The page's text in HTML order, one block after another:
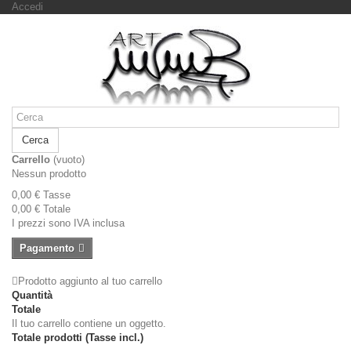
Accedi
Cerca
Carrello (vuoto)
Nessun prodotto
0,00 € Tasse
0,00 € Totale
I prezzi sono IVA inclusa
Pagamento
Prodotto aggiunto al tuo carrello
Quantità
Totale
Il tuo carrello contiene un oggetto.
Totale prodotti (Tasse incl.)